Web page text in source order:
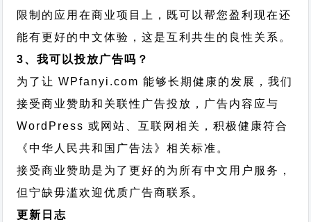
限制的应用在商业项目上，既可以帮您盈利现在还
能有更好的中文体验，这是互利共生的良性关系。
3、我可以投放广告吗？
为了让 WPfanyi.com 能够长期健康的发展，我们
接受商业赞助和关联性广告投放，广告内容应与
WordPress 或网站、互联网相关，积极健康符合
《中华人民共和国广告法》相关标准。
接受商业赞助是为了更好的为所有中文用户服务，
但宁缺毋滥欢迎优质广告商联系。
更新日志